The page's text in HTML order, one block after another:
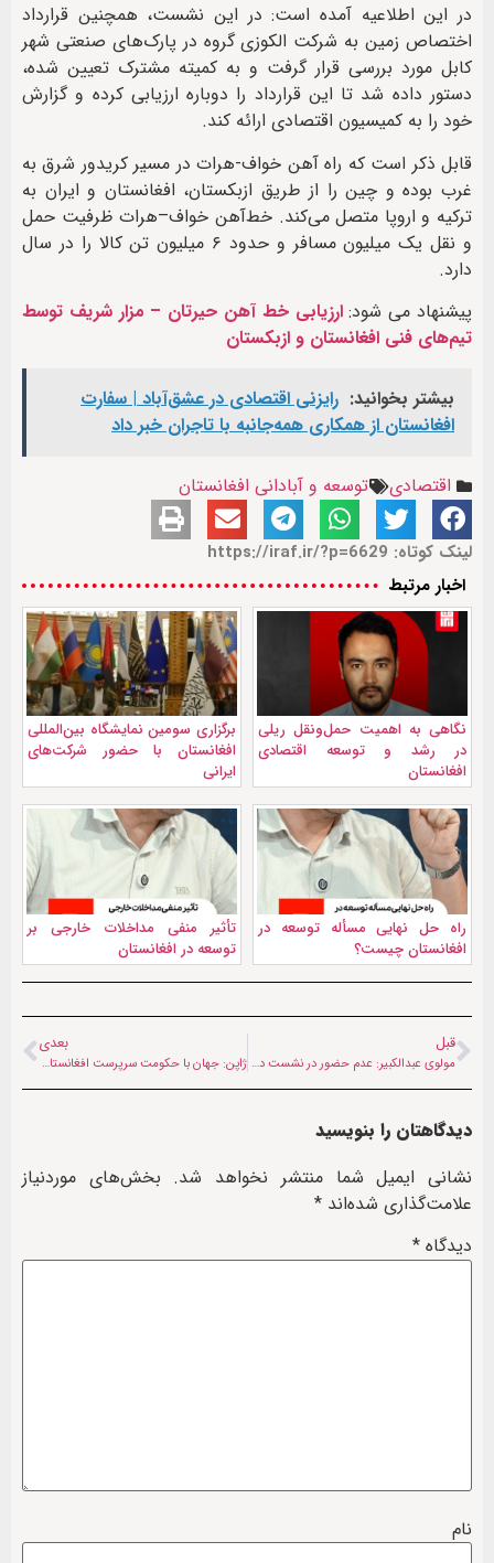
در این اطلاعیه آمده است: در این نشست، همچنین قرارداد
اختصاص زمین به شرکت الکوزی گروه در پارک‌های صنعتی شهر
کابل مورد بررسی قرار گرفت و به کمیته مشترک تعیین شده،
دستور داده شد تا این قرارداد را دوباره ارزیابی کرده و گزارش
خود را به کمیسیون اقتصادی ارائه کند.
قابل ذکر است که راه آهن خواف-هرات در مسیر کریدور شرق به
غرب بوده و چین را از طریق ازبکستان، ‌افغانستان و ایران به
ترکیه و اروپا متصل می‌کند. خط‌آهن خواف–هرات ظرفیت حمل
و نقل یک میلیون مسافر و حدود ۶ میلیون تن کالا را در سال
دارد.
پیشنهاد می شود:ارزیابی خط آهن حیرتان – مزار شریف توسط
تیم‌های فنی افغانستان و ازبکستان
بیشتر بخوانید: رایزنی اقتصادی در عشق‌آباد | سفارت
افغانستان از همکاری همه‌جانبه با تاجران خبر داد
اقتصادی توسعه و آبادانی افغانستان
لینک کوتاه: https://iraf.ir/?p=6629
اخبار مرتبط
نگاهی به اهمیت حمل‌ونقل ریلی
در رشد و توسعه اقتصادی
افغانستان
برگزاری سومین نمایشگاه بین‌المللی
افغانستان با حضور شرکت‌های
ایرانی
راه حل نهایی مسأله توسعه در
افغانستان چیست؟
تأثیر منفی مداخلات خارجی بر
توسعه در افغانستان
قبل
مولوی عبدالکبیر: عدم حضور در نشست دوحه به معنی تیرگی روابط ما با جهان نیست
بعدی
ژاپن: جهان با حکومت سرپرست افغانستان تعامل کند
دیدگاهتان را بنویسید
نشانی ایمیل شما منتشر نخواهد شد. بخش‌های موردنیاز
علامت‌گذاری شده‌اند *
دیدگاه *
نام